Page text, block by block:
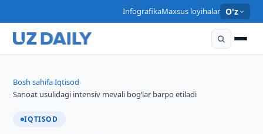
InfografikaMaxsus loyihalar O'z
Bosh sahifa›Iqtisod›
Sanoat usulidagi intensiv mevali bog‘lar barpo etiladi
IQTISOD